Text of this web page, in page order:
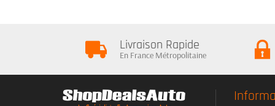
Livraison Rapide
En France Métropolitaine